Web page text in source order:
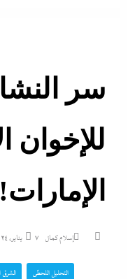
سر
للإخوان
الإمارات!
إسلام كمال 7 يناير، 2024
التحليل اللحظي الشرق